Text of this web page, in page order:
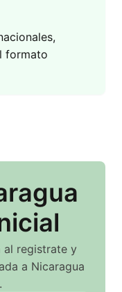
formato
al registrate y
a Nicaragua